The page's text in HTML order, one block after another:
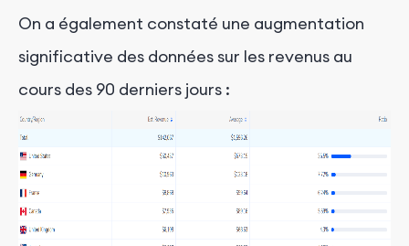
On a également constaté une augmentation
significative des données sur les revenus au
cours des 90 derniers jours :